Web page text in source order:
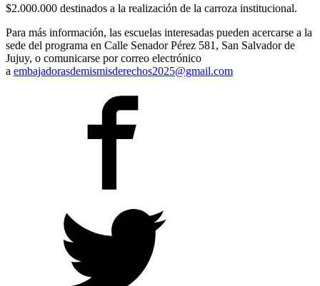
$2.000.000 destinados a la realización de la carroza institucional.
Para más información, las escuelas interesadas pueden acercarse a la
sede del programa en Calle Senador Pérez 581, San Salvador de
Jujuy, o comunicarse por correo electrónico
a embajadorasdemismisderechos2025@gmail.com